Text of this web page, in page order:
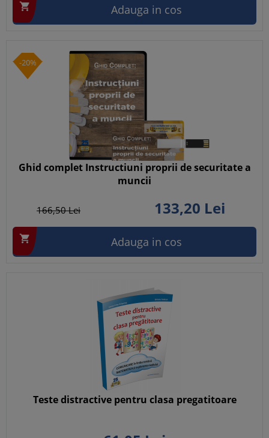
 Adauga in cos
-20%
Ghid complet Instructiuni proprii de securitate a
muncii
166,50Lei 133,20 Lei
 Adauga in cos
Teste distractive pentru clasa pregatitoare